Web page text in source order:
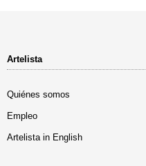
Artelista
Quiénes somos
Empleo
Artelista in English